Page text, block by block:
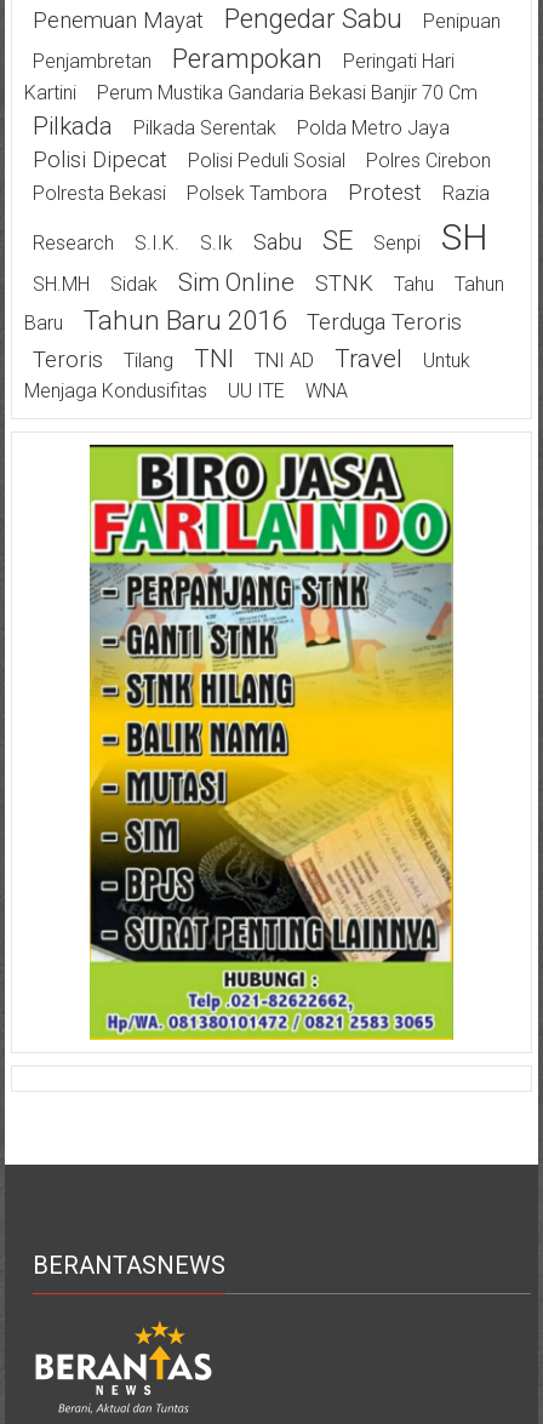
Penemuan Mayat Pengedar Sabu
Penipuan
Penjambretan
Perampokan
Peringati Hari
Kartini
Perum Mustika Gandaria Bekasi Banjir 70 Cm
Pilkada Pilkada Serentak Polda Metro Jaya
Polisi Dipecat Polisi Peduli Sosial
Polres Cirebon
Polresta Bekasi
Polsek Tambora Protest Razia
Research S.I.K. S.Ik Sabu SE Senpi SH
SH.MH Sidak Sim Online STNK Tahu
Tahun
Baru
Tahun Baru 2016
Terduga Teroris
Teroris
Tilang TNI TNI AD Travel
Untuk
Menjaga Kondusifitas
UU ITE WNA
BERANTASNEWS